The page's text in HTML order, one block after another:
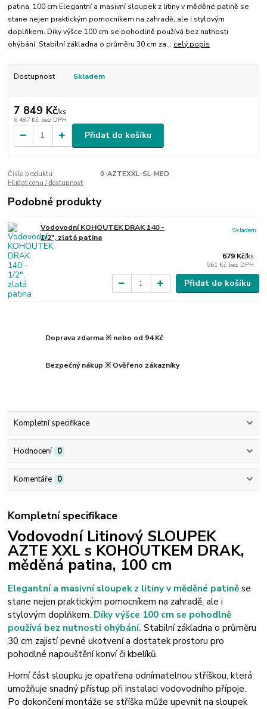
patina, 100 cm Elegantní a masivní sloupek z litiny v měděné patině se
stane nejen praktickým pomocníkem na zahradě, ale i stylovým
doplňkem. Díky výšce 100 cm se pohodlně používá bez nutnosti
ohýbání. Stabilní základna o průměru 30 cm za... celý popis
Dostupnost Skladem
7 849 Kč/ks
6 487 Kč bez DPH
Přidat do košíku
Číslo produktu:
0-AZTEXXL-SL-MED
Hlídat cenu / dostupnost
Podobné produkty
Vodovodní KOHOUTEK DRAK 140 -
1/2", zlatá patina
679 Kč/ks
561 Kč bez DPH
Skladem
Přidat do košíku
Doprava zdarma ※ nebo od 94 Kč
Bezpečný nákup ※ Ověřeno zákazníky
Kompletní specifikace
Hodnocení 0
Komentáře 0
Kompletní specifikace
Vodovodní Litinový SLOUPEK
AZTE XXL s KOHOUTKEM DRAK,
měděná patina, 100 cm
Elegantní a masivní sloupek z litiny v měděné patiněse
stane nejen praktickým pomocníkem na zahradě, ale i
stylovým doplňkem. Díky výšce 100 cm se pohodlně
používá bez nutnosti ohýbání. Stabilní základna o průměru
30 cm zajistí pevné ukotvení a dostatek prostoru pro
pohodlné napouštění konví či kbelíků.
Horní část sloupku je opatřena odnímatelnou stříškou, která
umožňuje snadný přístup při instalaci vodovodního přípoje.
Po dokončení montáže se stříška může upevnit na sloupek